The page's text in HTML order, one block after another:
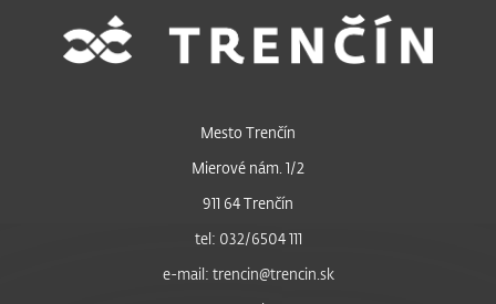
Mesto Trenčín
Mierové nám. 1/2
911 64 Trenčín
tel: 032/6504 111
e-mail: trencin@trencin.sk